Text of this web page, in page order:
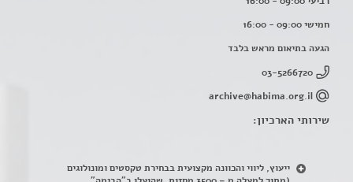
חמישי 09:00 - 16:00
הגעה בתיאום מראש בלבד
03-5266720
archive@habima.org.il
שירותי הארכיון:
ייעוץ, ליווי והכוונה מקצועית בבחירת טקסטים ומונולוגים